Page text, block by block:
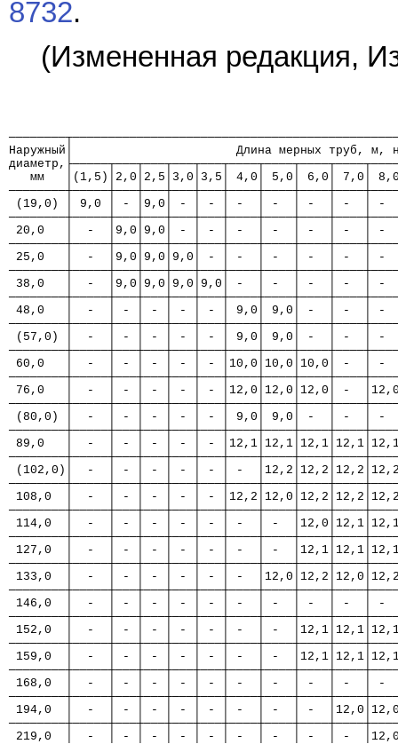
8732.
(Измененная редакция,
Наружный│                       Длина мерных труб, м, не
мм   │(1,5)│2,0│2,5│3,0│3,5│ 4,0│ 5,0│ 6,0│ 7,0│
(19,0) │ 9,0 │ - │9,0│ - │ - │ -  │ -  │ -  │ -
20,0   │  -  │9,0│9,0│ - │ - │ -  │ -  │ -  │ -
25,0   │  -  │9,0│9,0│9,0│ - │ -  │ -  │ -  │ -
38,0   │  -  │9,0│9,0│9,0│9,0│ -  │ -  │ -  │ -
48,0   │  -  │ - │ - │ - │ - │ 9,0│ 9,0│ -  │ -
(57,0) │  -  │ - │ - │ - │ - │ 9,0│ 9,0│ -  │ -
60,0   │  -  │ - │ - │ - │ - │10,0│10,0│10,0│ -
76,0   │  -  │ - │ - │ - │ - │12,0│12,0│12,0│ -
(80,0) │  -  │ - │ - │ - │ - │ 9,0│ 9,0│ -  │ -
89,0   │  -  │ - │ - │ - │ -
(102,0)│  -  │ - │ - │ - │ - │ -
108,0  │  -  │ - │ - │ - │ -
114,0  │  -  │ - │ - │ - │ - │ -  │ -
127,0  │  -  │ - │ - │ - │ - │ -  │ -
133,0  │  -  │ - │ - │ - │ - │ -
146,0  │  -  │ - │ - │ - │ - │ -  │ -  │ -  │ -  │
152,0  │  -  │ - │ - │ - │ - │ -  │ -
159,0  │  -  │ - │ - │ - │ - │ -  │ -
168,0  │  -  │ - │ - │ - │ - │ -  │ -  │ -  │ -  │ -
194,0  │  -  │ - │ - │ - │ - │ -  │ -  │ -
219,0  │  -  │ - │ - │ - │ - │ -  │ -  │ -  │ -